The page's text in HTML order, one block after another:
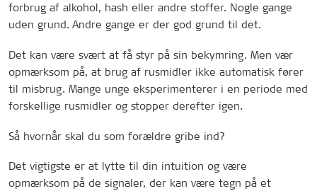
forbrug af alkohol, hash eller andre stoffer. Nogle gange
uden grund. Andre gange er der god grund til det.
Det kan være svært at få styr på sin bekymring. Men vær
opmærksom på, at brug af rusmidler ikke automatisk fører
til misbrug. Mange unge eksperimenterer i en periode med
forskellige rusmidler og stopper derefter igen.
Så hvornår skal du som forældre gribe ind?
Det vigtigste er at lytte til din intuition og være
opmærksom på de signaler, der kan være tegn på et